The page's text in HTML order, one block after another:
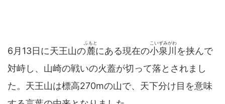
6月13日に天王山の麓
ふもと
にある現在の小泉川
こいずみがわ
を挟んで
対峙し、山崎の戦いの火蓋が切って落とされまし
た。天王山は標高270mの山で、天下分け目を意味